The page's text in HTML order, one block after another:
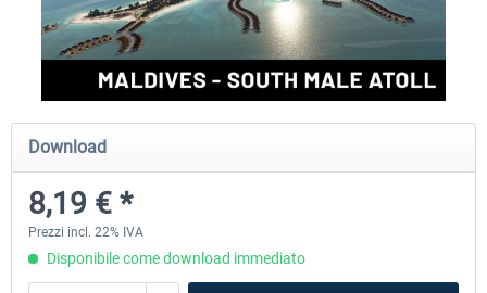
Aerosoft Mt. Everest Airports Vol. 1 -
10,20 € *
Aerosoft Mt. Everest Airports
Download
8,19 € *
Prezzi incl. 22% IVA
Disponibile come download immediato